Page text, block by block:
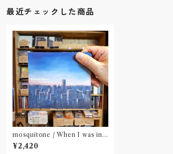
最近チェックした商品
mosquitone / When I was in t
he future(CD)〝国分寺〟
¥2,420